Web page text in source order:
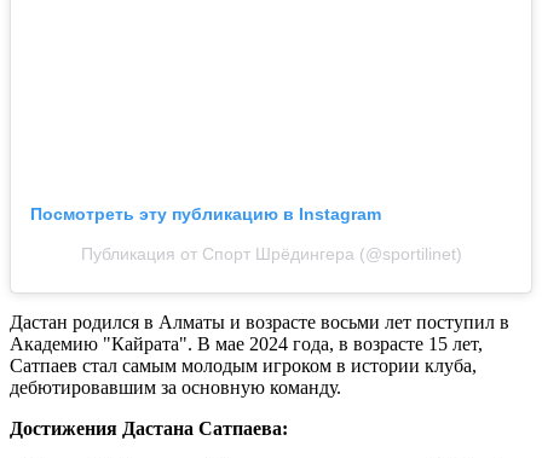
Посмотреть эту публикацию в Instagram
Публикация от Спорт Шрёдингера (@sportilinet)
Дастан родился в Алматы и возрасте восьми лет поступил в
Академию "Кайрата". В мае 2024 года, в возрасте 15 лет,
Сатпаев стал самым молодым игроком в истории клуба,
дебютировавшим за основную команду.
Достижения Дастана Сатпаева: